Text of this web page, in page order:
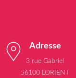
Adresse
3 rue Gabriel
56100 LORIENT